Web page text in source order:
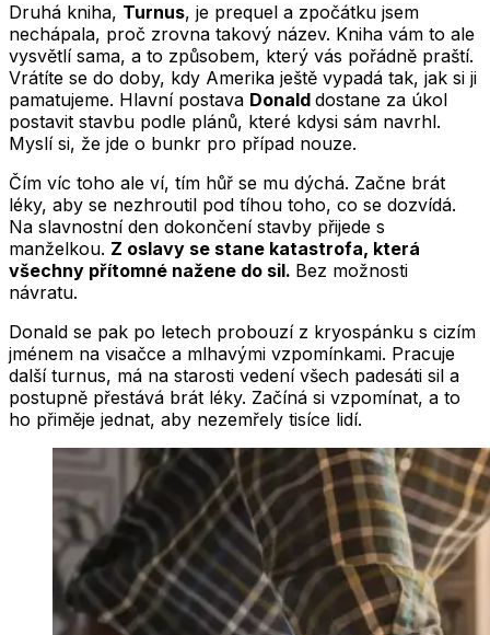
Druhá kniha, Turnus, je prequel a zpočátku jsem
nechápala, proč zrovna takový název. Kniha vám to ale
vysvětlí sama, a to způsobem, který vás pořádně praští.
Vrátíte se do doby, kdy Amerika ještě vypadá tak, jak si ji
pamatujeme. Hlavní postava Donald dostane za úkol
postavit stavbu podle plánů, které kdysi sám navrhl.
Myslí si, že jde o bunkr pro případ nouze.
Čím víc toho ale ví, tím hůř se mu dýchá. Začne brát
léky, aby se nezhroutil pod tíhou toho, co se dozvídá.
Na slavnostní den dokončení stavby přijede s
manželkou. Z oslavy se stane katastrofa, která
všechny přítomné nažene do sil. Bez možnosti
návratu.
Donald se pak po letech probouzí z kryospánku s cizím
jménem na visačce a mlhavými vzpomínkami. Pracuje
další turnus, má na starosti vedení všech padesáti sil a
postupně přestává brát léky. Začíná si vzpomínat, a to
ho přiměje jednat, aby nezemřely tisíce lidí.